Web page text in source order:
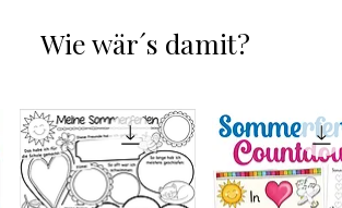
Wie wär´s damit?